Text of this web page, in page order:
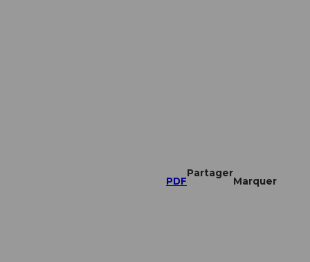
PDF
Partager
Marquer